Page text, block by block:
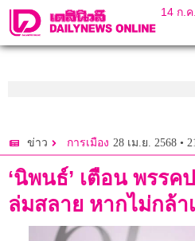
14 ก.
ข่าว การเมือง 28 เม.ย. 2568 •
‘นิพนธ์’ เตือน พรรค
ล่มสลาย หากไม่กล้า